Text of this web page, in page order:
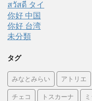
สวัสดี タイ
你好 中国
你好 台湾
未分類
タグ
みなとみらい アトリエ
チェコ トスカーナ